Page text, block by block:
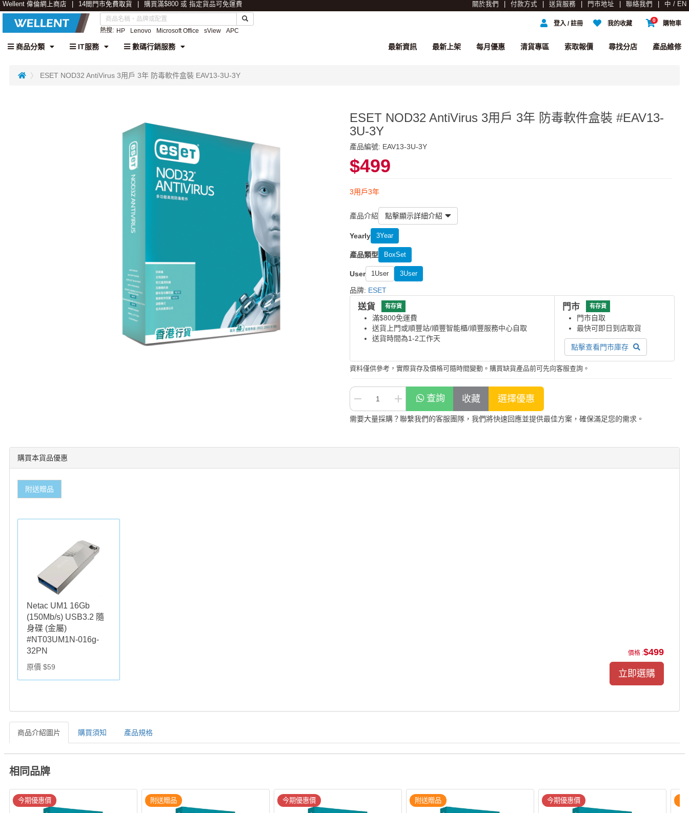
Wellent 偉倫網上商店 14間門市免費取貨 購買滿$800 或 指定貨品可免運費 關於我們 付款方式 送貨服務 門市地址 聯絡我們 中 / EN
熱搜: HP Lenovo Microsoft Office sView APC
0 購物車
我的收藏
登入 / 註冊
商品分類 IT服務 數碼行銷服務 產品維修
尋找分店
索取報價
清貨專區
每月優惠
最新上架
最新資訊
ESET NOD32 AntiVirus 3用戶 3年 防毒軟件盒裝 EAV13-3U-3Y
ESET NOD32 AntiVirus 3用戶 3年 防毒軟件盒裝 #EAV13-
3U-3Y
產品編號: EAV13-3U-3Y
$499
3用戶3年
產品介紹 點擊顯示詳細介紹
Yearly 3Year
產品類型 BoxSet
User 1User 3User
品牌: ESET
送貨 有存貨
滿$800免運費
送貨上門或順豐站/順豐智能櫃/順豐服務中心自取
送貨時間為1-2工作天
門市 有存貨
門市自取
最快可即日到店取貨
點擊查看門市庫存
資料僅供參考，實際貨存及價格可隨時間變動。購買缺貨產品前可先向客服查詢。
查詢
需要大量採購？聯繫我們的客服團隊，我們將快速回應並提供最佳方案，確保滿足您的需求。
購買本貨品優惠
附送贈品
Netac UM1 16Gb
(150Mb/s) USB3.2 隨
身碟 (金屬)
#NT03UM1N-016g-
32PN
原價 $59
價格 :$499
商品介紹圖片 購買須知 產品規格
相同品牌
今期優惠價 附送贈品 今期優惠價 附送贈品 今期優惠價